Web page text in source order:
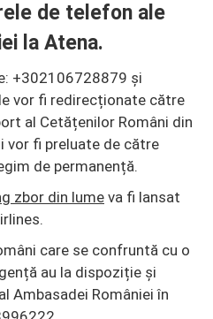
de telefon ale
la Atena.
+302106728879 și
vor fi redirecționate către
al Cetățenilor Români din
vor fi preluate de către
de permanență.
zbor din lume va fi lansat
care se confruntă cu o
au la dispoziție și
Ambasadei României în